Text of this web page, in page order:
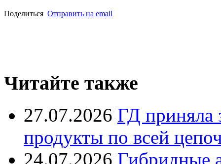
Поделиться Отправить на email
Читайте также
27.07.2026 ГД приняла
продукты по всей
24.07.2026 Гибридные